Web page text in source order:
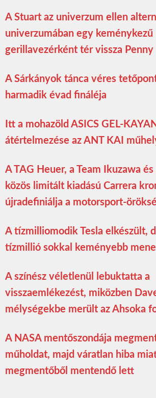
A Stuart az univerzum ellen
univerzumában egy keménykezű
gerillavezérként tér vissza Penny
A Sárkányok tánca véres
harmadik évad fináléja
Itt a mohazöld ASICS GEL-
átértelmezése az ANT KAI
A TAG Heuer, a Team Ikuzawa és
közös limitált kiadású Carrera
újradefiniálja a motorsport-
A tízmilliomodik Tesla elkészült,
tízmillió sokkal keményebb
A színész véletlenül lebuktatta a
visszaemlékezést, miközben
mélységekbe merült az Ahsoka
A NASA mentőszondája
műholdat, majd váratlan hiba
megmentőből mentendő lett